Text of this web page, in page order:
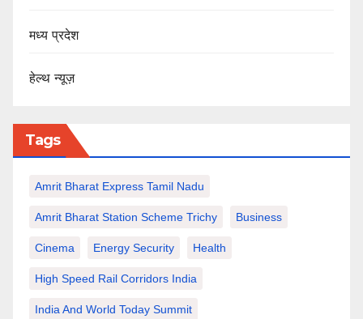
मध्य प्रदेश
हेल्थ न्यूज़
Tags
Amrit Bharat Express Tamil Nadu
Amrit Bharat Station Scheme Trichy Business
Cinema Energy Security Health
High Speed Rail Corridors India
India And World Today Summit